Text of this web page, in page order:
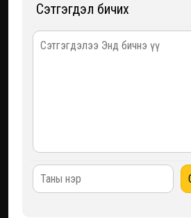
Сэтгэгдэл бичих